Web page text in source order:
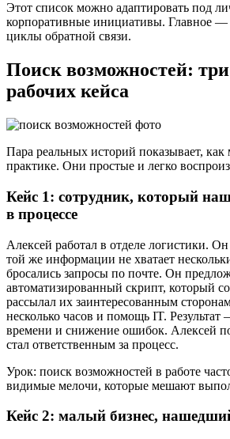
Этот список можно адаптировать под
корпоративные инициативы. Главное
циклы обратной связи.
Поиск возможностей:
рабочих кейса
Пара реальных историй показывает,
практике. Они простые и легко
Кейс 1: сотрудник, который
в процессе
Алексей работал в отделе логистики.
той же информации не хватает
бросались запросы по почте. Он
автоматизированный скрипт, который
рассылал их заинтересованным
несколько часов и помощь IT.
времени и снижение ошибок. Алексей
стал ответственным за процесс.
Урок: поиск возможностей в работе
видимые мелочи, которые мешают
Кейс 2: малый бизнес,